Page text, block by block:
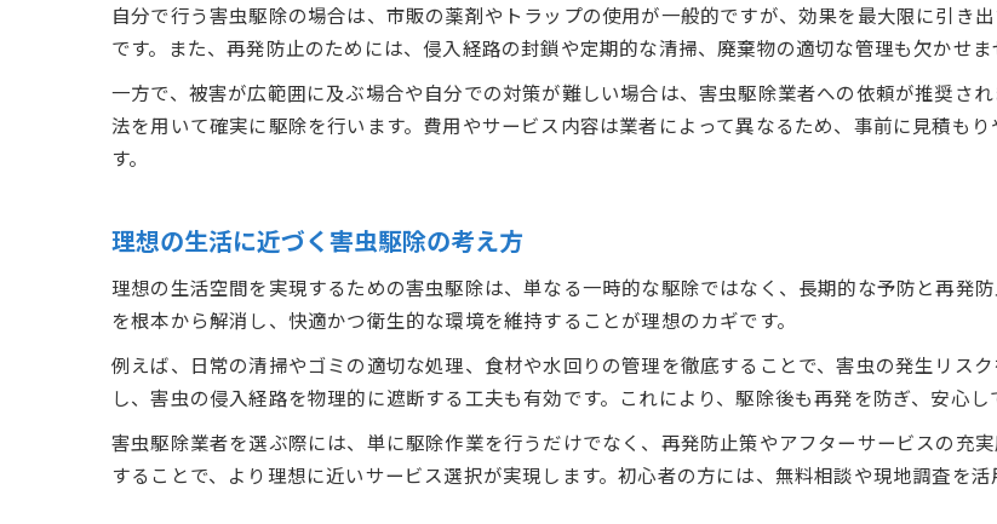
害虫駆除の理想を実現する対策の選び方
害虫駆除で大切な安全性と衛生管理の基
害虫駆除対策に役立つ最新の知識と実例
害虫駆除業者選びで失敗しないポイント
害虫駆除業者の口コミや実績を確認す
失敗しない害虫駆除業者選びの注意点と
費用で悩むなら害虫駆除の料金相場を解説
害虫駆除の料金相場と理想的な費用感覚
害虫駆除の費用を賢く抑えるポイント
料金で選ぶ害虫駆除と理想実現のヒント
自分で行う害虫駆除の場合は、市販の薬剤やトラップの使用が一般的ですが、効果を最大限に引き
です。また、再発防止のためには、侵入経路の封鎖や定期的な清掃、廃棄物の適切な管理も欠かせま
一方で、被害が広範囲に及ぶ場合や自分での対策が難しい場合は、害虫駆除業者への依頼が推奨さ
法を用いて確実に駆除を行います。費用やサービス内容は業者によって異なるため、事前に見積も
す。
理想の生活に近づく害虫駆除の考え方
理想の生活空間を実現するための害虫駆除は、単なる一時的な駆除ではなく、長期的な予防と再発
を根本から解消し、快適かつ衛生的な環境を維持することが理想のカギです。
例えば、日常の清掃やゴミの適切な処理、食材や水回りの管理を徹底することで、害虫の発生リス
し、害虫の侵入経路を物理的に遮断する工夫も有効です。これにより、駆除後も再発を防ぎ、安心し
害虫駆除業者を選ぶ際には、単に駆除作業を行うだけでなく、再発防止策やアフターサービスの充
することで、より理想に近いサービス選択が実現します。初心者の方には、無料相談や現地調査を活